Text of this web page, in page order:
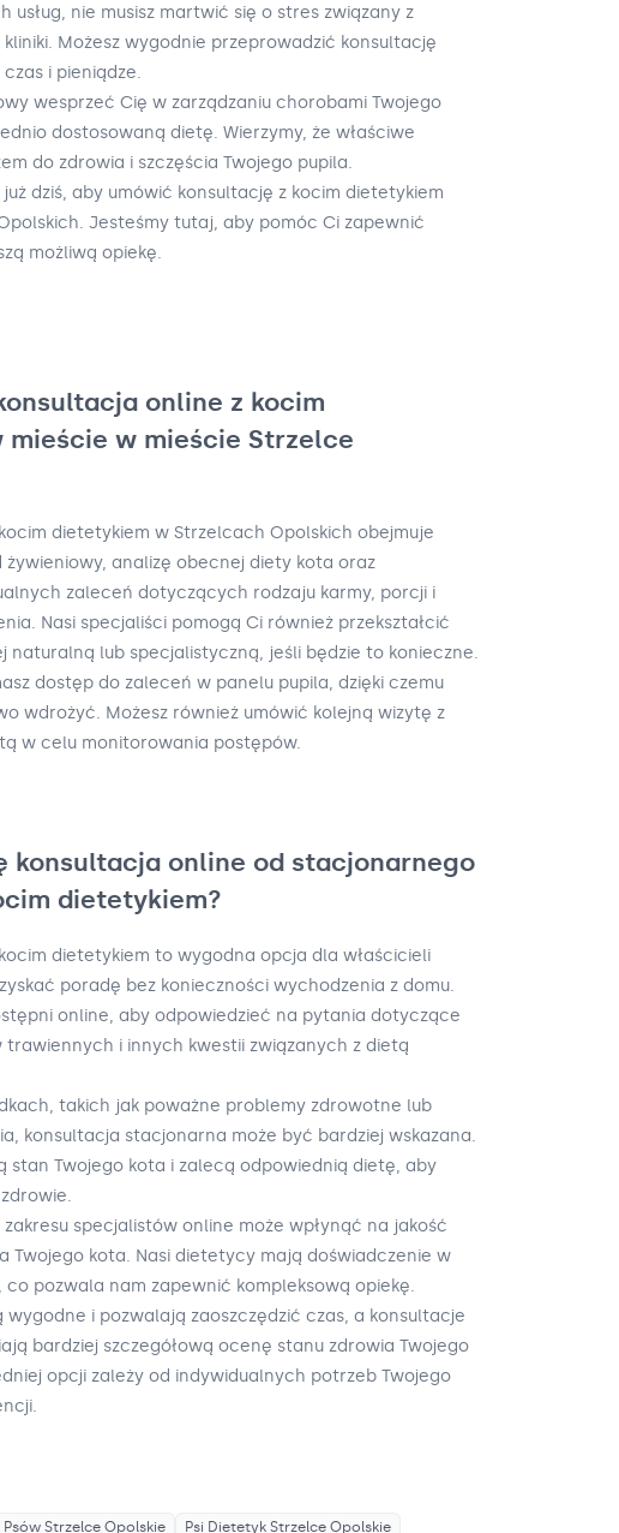
usług, nie musisz martwić się o stres związany z
Możesz wygodnie przeprowadzić konsultację
i pieniądze.
wesprzeć Cię w zarządzaniu chorobami Twojego
dostosowaną dietę. Wierzymy, że właściwe
do zdrowia i szczęścia Twojego pupila.
dziś, aby umówić konsultację z kocim dietetykiem
Jesteśmy tutaj, aby pomóc Ci zapewnić
możliwą opiekę.
online z kocim
w mieście Strzelce
dietetykiem w Strzelcach Opolskich obejmuje
żywieniowy, analizę obecnej diety kota oraz
zaleceń dotyczących rodzaju karmy, porcji i
Nasi specjaliści pomogą Ci również przekształcić
naturalną lub specjalistyczną, jeśli będzie to konieczne.
dostęp do zaleceń w panelu pupila, dzięki czemu
wdrożyć. Możesz również umówić kolejną wizytę z
w celu monitorowania postępów.
konsultacja online od stacjonarnego
dietetykiem?
dietetykiem to wygodna opcja dla właścicieli
poradę bez konieczności wychodzenia z domu.
online, aby odpowiedzieć na pytania dotyczące
trawiennych i innych kwestii związanych z dietą
takich jak poważne problemy zdrowotne lub
konsultacja stacjonarna może być bardziej wskazana.
stan Twojego kota i zalecą odpowiednią dietę, aby
specjalistów online może wpłynąć na jakość
Twojego kota. Nasi dietetycy mają doświadczenie w
co pozwala nam zapewnić kompleksową opiekę.
wygodne i pozwalają zaoszczędzić czas, a konsultacje
bardziej szczegółową ocenę stanu zdrowia Twojego
opcji zależy od indywidualnych potrzeb Twojego
Psów Strzelce Opolskie Psi Dietetyk Strzelce Opolskie